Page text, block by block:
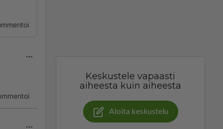
Keskustele vapaasti
aiheesta kuin aiheesta
Aloita keskustelu